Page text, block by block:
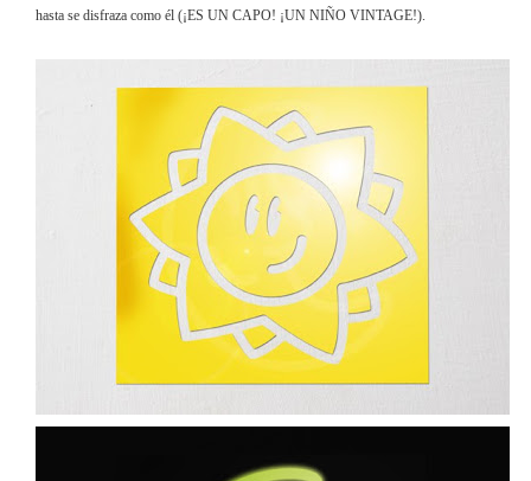
hasta se disfraza como él (¡ES UN CAPO! ¡UN NIÑO VINTAGE!).